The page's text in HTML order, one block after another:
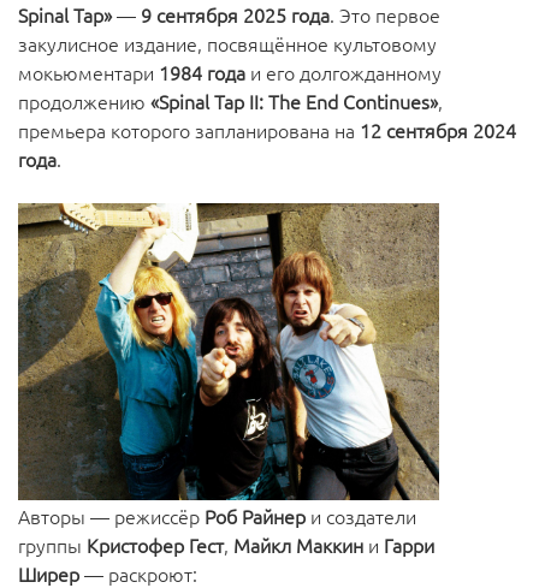
Spinal Tap»— 9 сентября 2025 года. Это первое
закулисное издание, посвящённое культовому
мокьюментари 1984 года и его долгожданному
продолжению «Spinal Tap II: The End Continues»,
премьера которого запланирована на 12 сентября 2024
года.
Авторы — режиссёр Роб Райнер и создатели
группы Кристофер Гест, Майкл Маккин и Гарри
Ширер— раскроют: